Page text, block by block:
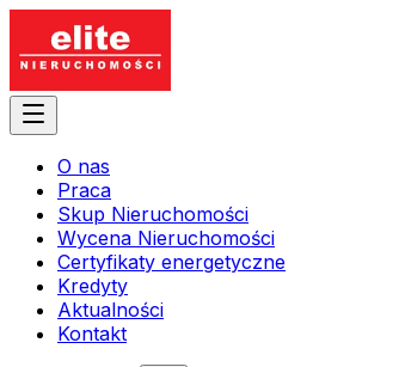
O nas
Praca
Skup Nieruchomości
Wycena Nieruchomości
Certyfikaty energetyczne
Kredyty
Aktualności
Kontakt